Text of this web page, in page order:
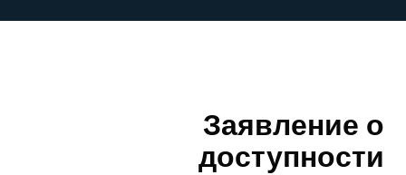
Заявление о
доступности